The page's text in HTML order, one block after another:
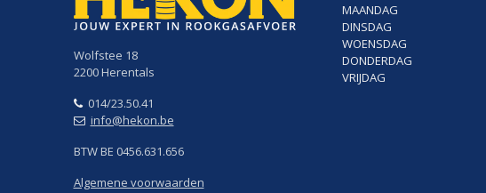
Wolfstee 18
2200 Herentals
014/23.50.41
info@hekon.be
BTW BE 0456.631.656
Algemene voorwaarden
MAANDAG
DINSDAG
WOENSDAG
DONDERDAG
VRIJDAG